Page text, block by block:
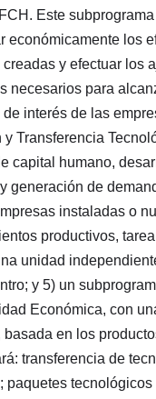
Este
económicamente los
y efectuar los
necesarios para
interés de las
Transferencia
capital humano,
generación de
instaladas o
productivos,
unidad
y 5) un
Económica, con
basada en los
transferencia de
paquetes tecnológicos